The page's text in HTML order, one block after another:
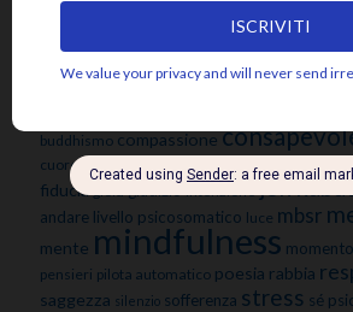
Tag
accettazione amore ansia
buddhismo compassione
cuore
depressione disidentificazione dolore
fiducia jon
andare livello psicosomatico luce mbsr
mente mindfulness
pensieri pilota automatico poesia rabbia
saggezza silenzio sofferenza stress sé